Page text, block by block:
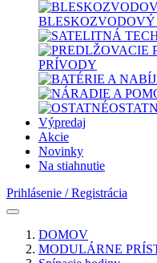
PRÍVODY
Výpredaj
Akcie
Novinky
Na stiahnutie
Prihlásenie / Registrácia
DOMOV
MODULÁRNE